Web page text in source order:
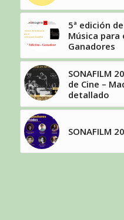
5ª edición
Música para
Ganadores
SONAFILM
de Cine –
detallado
SONAFILM